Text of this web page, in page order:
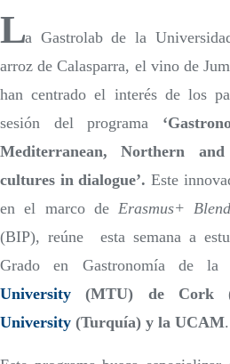
La Gastrolab de la
arroz de Calasparra, el vino de
han centrado el interés de los
sesión del programa
Mediterranean, Northern
cultures in dialogue’. Este
en el marco de Erasmus+
(BIP), reúne esta semana a
Grado en Gastronomía de la
University (MTU) de Cork
University (Turquía) y la UCAM.